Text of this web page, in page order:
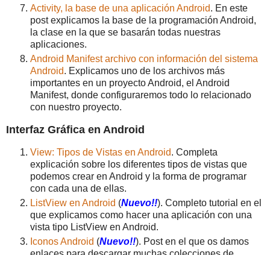
Activity, la base de una aplicación Android. En este
post explicamos la base de la programación Android,
la clase en la que se basarán todas nuestras
aplicaciones.
Android Manifest archivo con información del sistema
Android. Explicamos uno de los archivos más
importantes en un proyecto Android, el Android
Manifest, donde configuraremos todo lo relacionado
con nuestro proyecto.
Interfaz Gráfica en Android
View: Tipos de Vistas en Android. Completa
explicación sobre los diferentes tipos de vistas que
podemos crear en Android y la forma de programar
con cada una de ellas.
ListView en Android (Nuevo!!). Completo tutorial en el
que explicamos como hacer una aplicación con una
vista tipo ListView en Android.
Iconos Android (Nuevo!!). Post en el que os damos